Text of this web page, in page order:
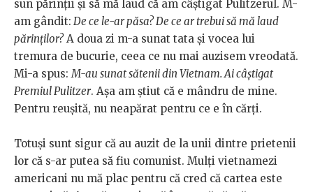
sun părinții și să mă laud că am câștigat Pulitzerul. M-
am gândit: De ce le-ar păsa? De ce ar trebui să mă laud
părinților? A doua zi m-a sunat tata și vocea lui
tremura de bucurie, ceea ce nu mai auzisem vreodată.
Mi-a spus:M-au sunat sătenii din Vietnam. Ai câștigat
Premiul Pulitzer. Așa am știut că e mândru de mine.
Pentru reușită, nu neapărat pentru ce e în cărți.
Totuși sunt sigur că au auzit de la unii dintre prietenii
lor că s-ar putea să fiu comunist. Mulți vietnamezi
americani nu mă plac pentru că cred că cartea este